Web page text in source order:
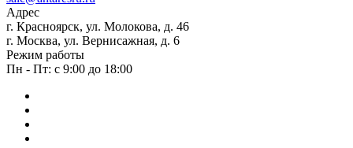
Адрес
г. Красноярск, ул. Молокова, д. 46
г. Москва, ул. Вернисажная, д. 6
Режим работы
Пн - Пт: с 9:00 до 18:00